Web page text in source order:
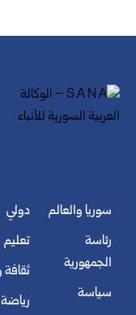
سوريا والعالم
رئاسة
الجمهورية
سياسة
دولي
تعليم
رياضة